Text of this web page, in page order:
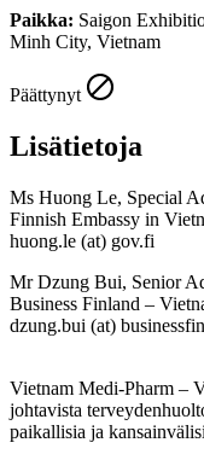
Paikka: Saigon
Minh City, Vietnam
Päättynyt
Lisätietoja
Ms Huong Le, Special
Finnish Embassy in
huong.le (at) gov.fi
Mr Dzung Bui, Senior
Business Finland –
dzung.bui (at)
Vietnam Medi-Pharm –
johtavista
paikallisia ja